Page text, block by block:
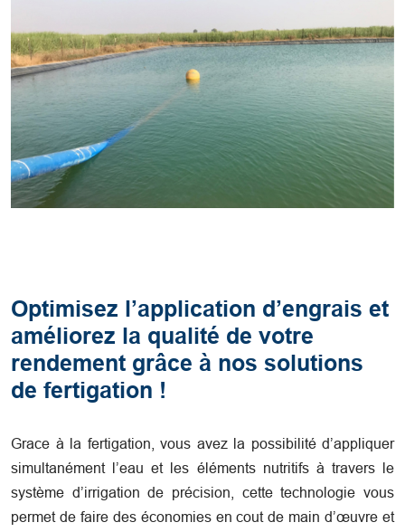
Optimisez l’application d’engrais et
améliorez la qualité de votre
rendement grâce à nos solutions
de fertigation !
Grace à la fertigation, vous avez la possibilité d’appliquer
simultanément l’eau et les éléments nutritifs à travers le
système d’irrigation de précision, cette technologie vous
permet de faire des économies en cout de main d’œuvre et